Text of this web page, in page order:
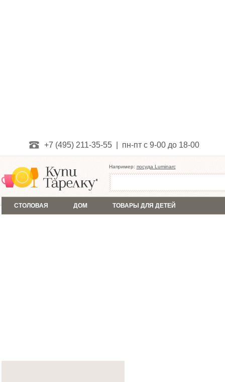
+7 (495) 211-35-55 | пн-пт с 9-00 до 18-00
Например: посуда Luminarc
СТОЛОВАЯ ДОМ ТОВАРЫ ДЛЯ ДЕТЕЙ